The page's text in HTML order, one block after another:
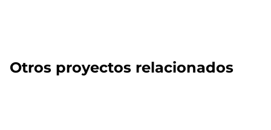
Otros proyectos relacionados